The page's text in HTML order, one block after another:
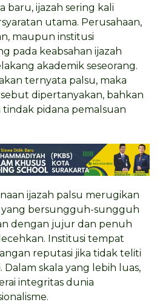
baru, ijazah sering kali
utama. Perusahaan,
maupun institusi
pada keabsahan ijazah
akademik seseorang.
ternyata palsu, maka
dipertanyakan, bahkan
pidana pemalsuan
ijazah palsu merugikan
yang bersungguh-sungguh
dengan jujur dan penuh
Institusi tempat
reputasi jika tidak teliti
Dalam skala yang lebih luas,
integritas dunia